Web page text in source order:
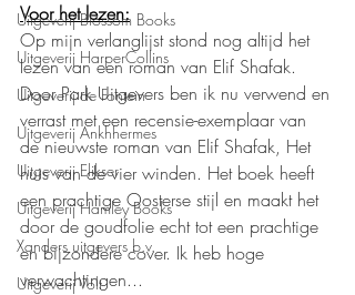
Uitgeverij Blossom Books
Uitgeverij HarperCollins
Uitgeverij de Fontein
Uitgeverij Ankhhermes
Uitgeverij Elikser
Uitgeverij Hamley Books
Xanders uitgevers b.v.
Uitgeverij Volt
Voor het lezen:
Op mijn verlanglijst stond nog altijd het
lezen van een roman van Elif Shafak.
Door Park Uitgevers ben ik nu verwend en
verrast met een recensie-exemplaar van
de nieuwste roman van Elif Shafak, Het
huis van de vier winden. Het boek heeft
een prachtige Oosterse stijl en maakt het
door de goudfolie echt tot een prachtige
en bijzondere cover. Ik heb hoge
verwachtingen...